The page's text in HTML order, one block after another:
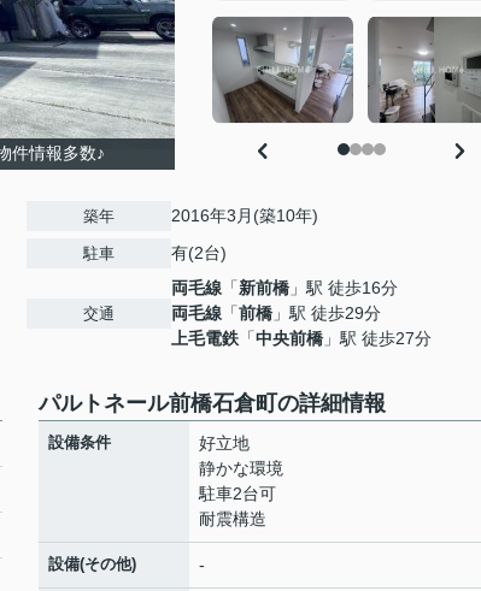
件情報多数♪
築年 2016年3月(築10年)
駐車 有(2台)
交通
両毛線 「新前橋 」駅 徒歩16分
両毛線 「前橋 」駅 徒歩29分
上毛電鉄 「中央前橋 」駅 徒歩27分
パルトネール前橋石倉町の詳細情報
設備条件
好立地
静かな環境
駐車2台可
耐震構造
設備(その他) -